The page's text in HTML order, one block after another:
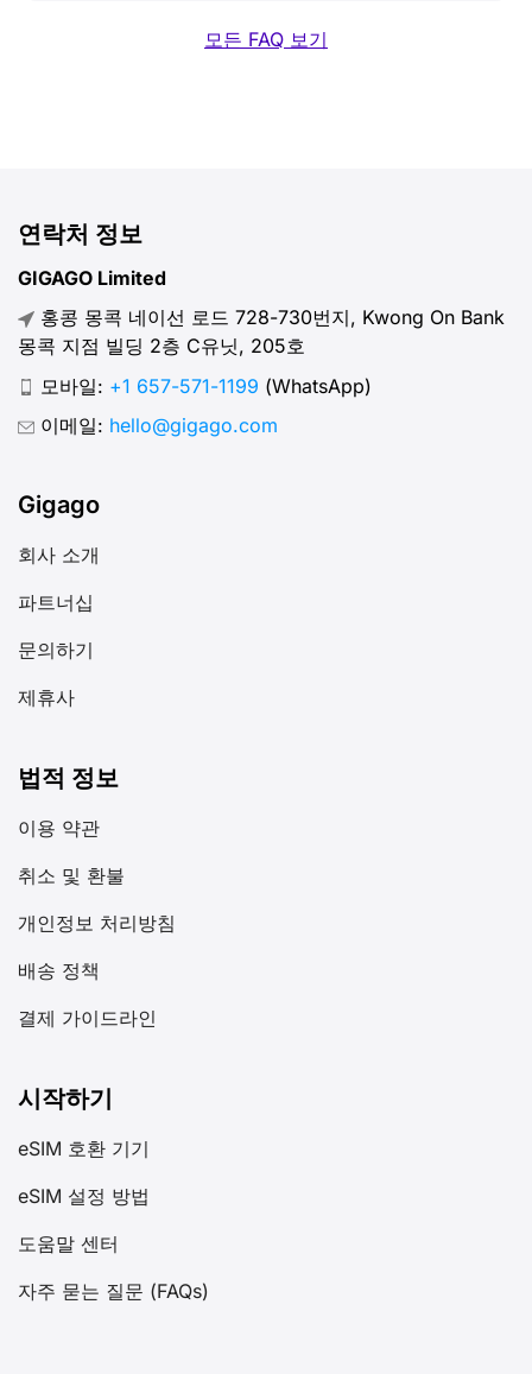
모든 FAQ 보기
연락처 정보
GIGAGO Limited
홍콩 몽콕 네이선 로드 728-730번지, Kwong On Bank
몽콕 지점 빌딩 2층 C유닛, 205호
모바일: +1 657-571-1199 (WhatsApp)
이메일: hello@gigago.com
Gigago
회사 소개
파트너십
문의하기
제휴사
법적 정보
이용 약관
취소 및 환불
개인정보 처리방침
배송 정책
결제 가이드라인
시작하기
eSIM 호환 기기
eSIM 설정 방법
도움말 센터
자주 묻는 질문 (FAQs)